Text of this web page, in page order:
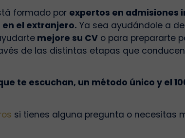
formado por expertos en admisiones
el extranjero. Ya sea ayudándole a
mejore su CVo para prepararte
de las distintas etapas que
te escuchan, un método único y el
si tienes alguna pregunta o necesitas